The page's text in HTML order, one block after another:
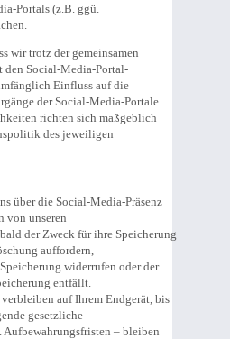
Portals (z.B. ggü.
wir trotz der gemeinsamen
Social-Media-Portal-
Einfluss auf die
der Social-Media-Portale
richten sich maßgeblich
des jeweiligen
über die Social-Media-Präsenz
von unseren
der Zweck für ihre Speicherung
auffordern,
widerrufen oder der
entfällt.
auf Ihrem Endgerät, bis
gesetzliche
– bleiben